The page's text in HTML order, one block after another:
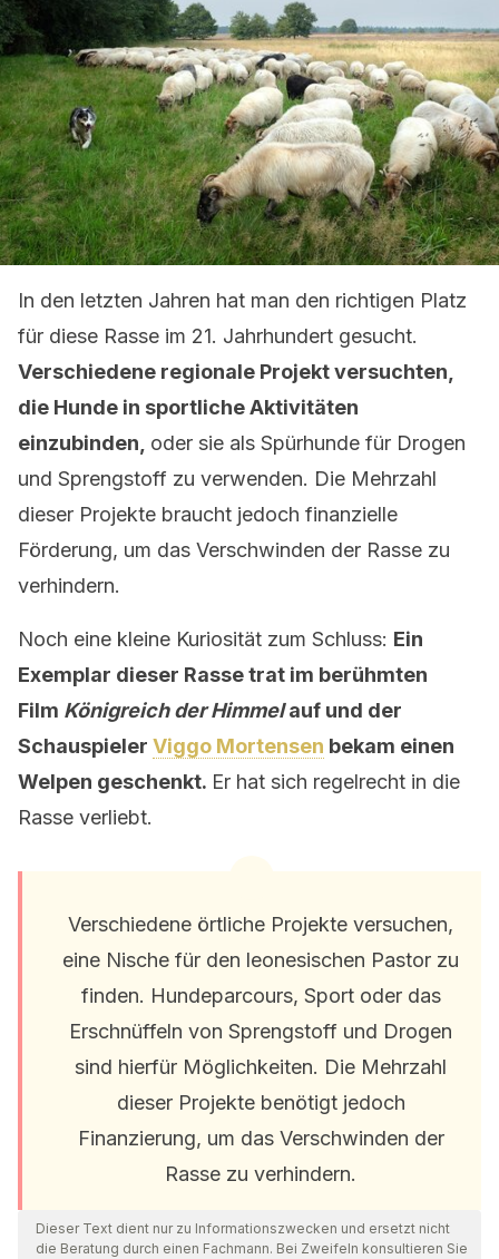
In den letzten Jahren hat man den richtigen Platz
für diese Rasse im 21. Jahrhundert gesucht.
Verschiedene regionale Projekt versuchten,
die Hunde in sportliche Aktivitäten
einzubinden, oder sie als Spürhunde für Drogen
und Sprengstoff zu verwenden. Die Mehrzahl
dieser Projekte braucht jedoch finanzielle
Förderung, um das Verschwinden der Rasse zu
verhindern.
Noch eine kleine Kuriosität zum Schluss: Ein
Exemplar dieser Rasse trat im berühmten
Film Königreich der Himmelauf und der
Schauspieler Viggo Mortensen bekam einen
Welpen geschenkt. Er hat sich regelrecht in die
Rasse verliebt.
Verschiedene örtliche Projekte versuchen,
eine Nische für den leonesischen Pastor zu
finden. Hundeparcours, Sport oder das
Erschnüffeln von Sprengstoff und Drogen
sind hierfür Möglichkeiten. Die Mehrzahl
dieser Projekte benötigt jedoch
Finanzierung, um das Verschwinden der
Rasse zu verhindern.
Dieser Text dient nur zu Informationszwecken und ersetzt nicht
die Beratung durch einen Fachmann. Bei Zweifeln konsultieren Sie